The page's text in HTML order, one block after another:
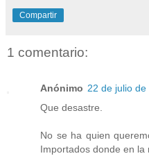
Compartir
1 comentario:
Anónimo 22 de julio
Que desastre.
No se ha quien
Importados donde en la